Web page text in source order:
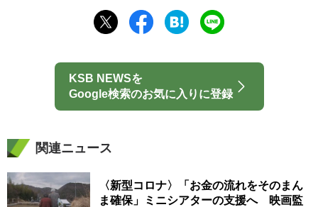
KSB NEWSを
Google検索のお気に入りに登録
関連ニュース
〈新型コロナ〉「お金の流れをそのまん
ま確保」ミニシアターの支援へ 映画監